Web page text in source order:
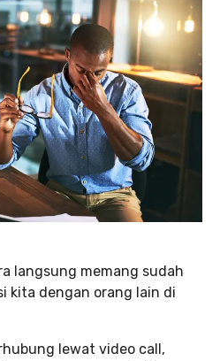
langsung memang sudah
kita dengan orang lain di
lewat video call,